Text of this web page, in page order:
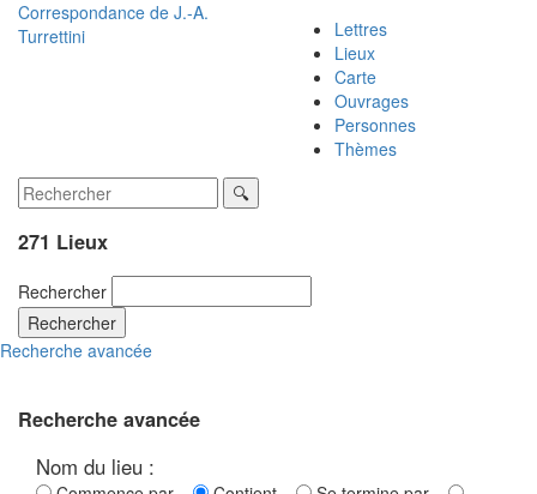
Correspondance de J.-A.
Turrettini
Lettres
Lieux
Carte
Ouvrages
Personnes
Thèmes
271 Lieux
Rechercher
Rechercher
Recherche avancée
Recherche avancée
Nom du lieu :